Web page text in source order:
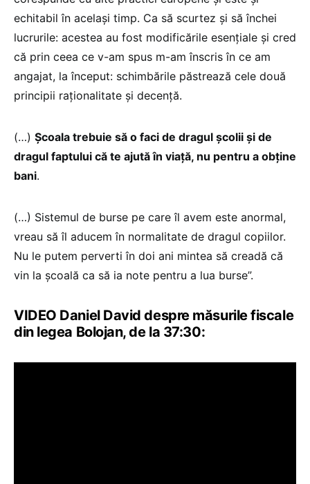
echitabil în același timp. Ca să scurtez și să închei
lucrurile: acestea au fost modificările esențiale și cred
că prin ceea ce v-am spus m-am înscris în ce am
angajat, la început: schimbările păstrează cele două
principii raționalitate și decență.
(…) Școala trebuie să o faci de dragul școlii și de
dragul faptului că te ajută în viață, nu pentru a obține
bani.
(…) Sistemul de burse pe care îl avem este anormal,
vreau să îl aducem în normalitate de dragul copiilor.
Nu le putem perverti în doi ani mintea să creadă că
vin la școală ca să ia note pentru a lua burse”.
VIDEO Daniel David despre măsurile fiscale
din legea Bolojan, de la 37:30: